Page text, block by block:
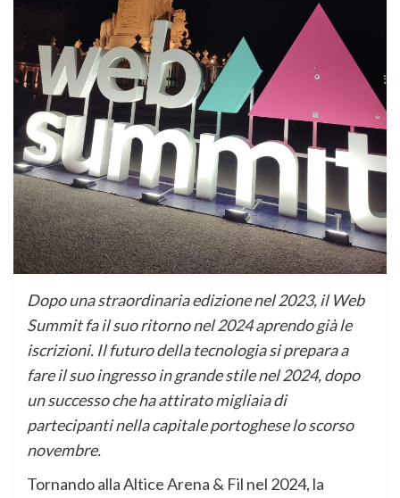
Dopo una straordinaria edizione nel 2023, il Web
Summit fa il suo ritorno nel 2024 aprendo già le
iscrizioni. Il futuro della tecnologia si prepara a
fare il suo ingresso in grande stile nel 2024, dopo
un successo che ha attirato migliaia di
partecipanti nella capitale portoghese lo scorso
novembre.
Tornando alla Altice Arena & Fil nel 2024, la